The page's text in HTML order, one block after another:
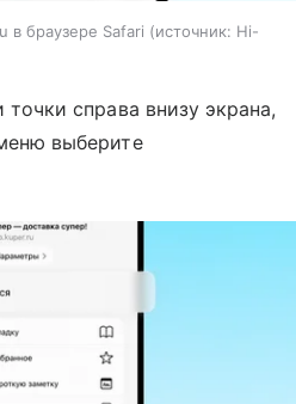
в браузере Safari источник: Hi-
справа внизу экрана,
выберите